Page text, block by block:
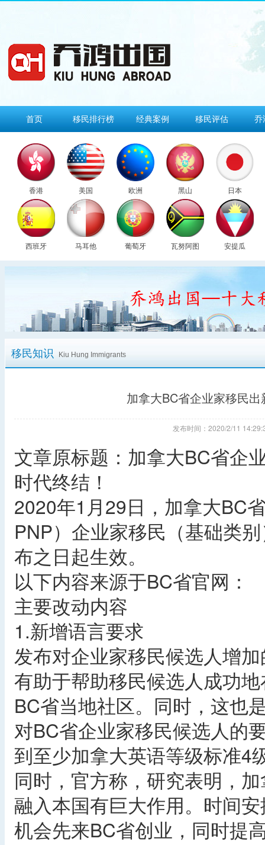
首页 移民排行榜 经典案例 移民评估 乔
香港 美国 欧洲 黑山 日本
西班牙 马耳他 葡萄牙 瓦努阿图 安提瓜
移民知识 Kiu Hung Immigrants
加拿大BC省企业家移民
发布时间：2020/2/11
文章原标题：加拿大BC省企
时代终结！
2020年1月29日，加拿大BC
PNP）企业家移民（基础类
布之日起生效。
以下内容来源于BC省官网：
主要改动内容
1.新增语言要求
发布对企业家移民候选人增
有助于帮助移民候选人成功
BC省当地社区。同时，这也
对BC省企业家移民候选人的
到至少加拿大英语等级标准4
同时，官方称，研究表明，
融入本国有巨大作用。时间
机会先来BC省创业，同时提